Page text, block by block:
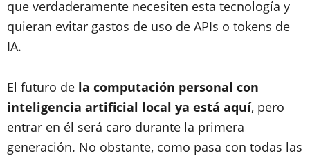
que verdaderamente necesiten esta tecnología y
quieran evitar gastos de uso de APIs o tokens de
IA.
El futuro de la computación personal con
inteligencia artificial local ya está aquí, pero
entrar en él será caro durante la primera
generación. No obstante, como pasa con todas las